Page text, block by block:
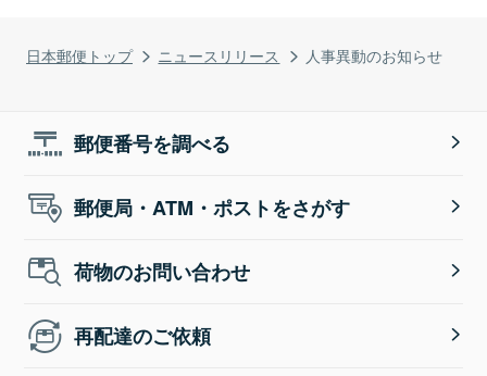
日本郵便トップ ニュースリリース 人事異動のお知らせ
郵便番号を調べる
郵便局・ATM・ポストをさがす
荷物のお問い合わせ
再配達のご依頼